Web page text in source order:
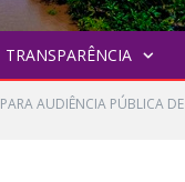
TRANSPARÊNCIA
AUDIÊNCIA PÚBLICA DE